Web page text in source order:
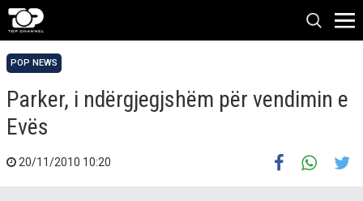
POP NEWS
Parker, i ndërgjegjshëm për vendimin e
Evës
20/11/2010 10:20